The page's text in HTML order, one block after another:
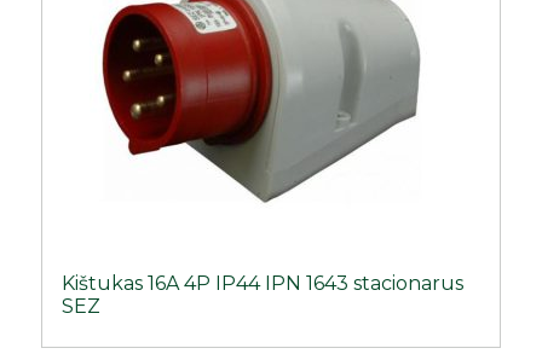
Kištukas 16A 4P IP44 IPN 1643 stacionarus
SEZ